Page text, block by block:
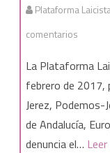
Plataforma
comentarios
en
la
La Plataforma
febrero de 2017,
Jerez,
de Andalucía,
denuncia el…